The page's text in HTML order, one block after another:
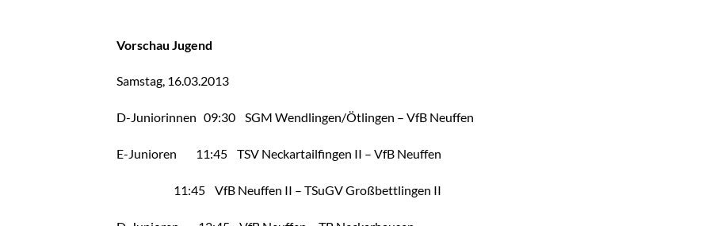
Vorschau Jugend
Samstag, 16.03.2013
D-Juniorinnen 09:30 SGM Wendlingen/Ötlingen – VfB Neuffen
E-Junioren 11:45 TSV Neckartailfingen II – VfB Neuffen
11:45 VfB Neuffen II – TSuGV Großbettlingen II